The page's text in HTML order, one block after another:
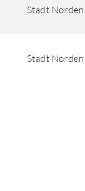
Stadt Norden
Stadt Norden